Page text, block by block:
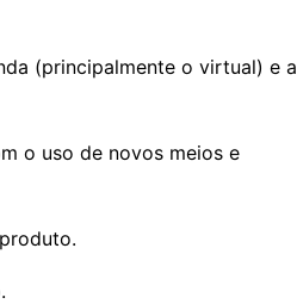
(principalmente o virtual) e a
o uso de novos meios e